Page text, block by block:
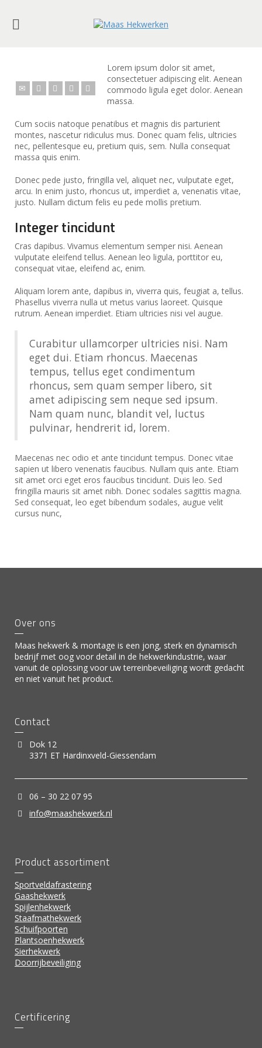
Lorem ipsum dolor sit amet,
consectetuer adipiscing elit. Aenean
commodo ligula eget dolor. Aenean
massa.
Cum sociis natoque penatibus et magnis dis parturient
montes, nascetur ridiculus mus. Donec quam felis, ultricies
nec, pellentesque eu, pretium quis, sem. Nulla consequat
massa quis enim.
Donec pede justo, fringilla vel, aliquet nec, vulputate eget,
arcu. In enim justo, rhoncus ut, imperdiet a, venenatis vitae,
justo. Nullam dictum felis eu pede mollis pretium.
Integer tincidunt
Cras dapibus. Vivamus elementum semper nisi. Aenean
vulputate eleifend tellus. Aenean leo ligula, porttitor eu,
consequat vitae, eleifend ac, enim.
Aliquam lorem ante, dapibus in, viverra quis, feugiat a, tellus.
Phasellus viverra nulla ut metus varius laoreet. Quisque
rutrum. Aenean imperdiet. Etiam ultricies nisi vel augue.
Curabitur ullamcorper ultricies nisi. Nam
eget dui. Etiam rhoncus. Maecenas
tempus, tellus eget condimentum
rhoncus, sem quam semper libero, sit
amet adipiscing sem neque sed ipsum.
Nam quam nunc, blandit vel, luctus
pulvinar, hendrerit id, lorem.
Maecenas nec odio et ante tincidunt tempus. Donec vitae
sapien ut libero venenatis faucibus. Nullam quis ante. Etiam
sit amet orci eget eros faucibus tincidunt. Duis leo. Sed
fringilla mauris sit amet nibh. Donec sodales sagittis magna.
Sed consequat, leo eget bibendum sodales, augue velit
cursus nunc,
Over ons
Maas hekwerk & montage is een jong, sterk en dynamisch
bedrijf met oog voor detail in de hekwerkindustrie, waar
vanuit de oplossing voor uw terreinbeveiliging wordt gedacht
en niet vanuit het product.
Contact
Dok 12
3371 ET Hardinxveld-Giessendam
06 – 30 22 07 95
info@maashekwerk.nl
Product assortiment
Sportveldafrastering
Gaashekwerk
Spijlenhekwerk
Staafmathekwerk
Schuifpoorten
Plantsoenhekwerk
Sierhekwerk
Doorrijbeveiliging
Certificering